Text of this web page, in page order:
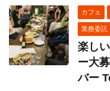
カフェ
業務委託
楽し
ー大
バー